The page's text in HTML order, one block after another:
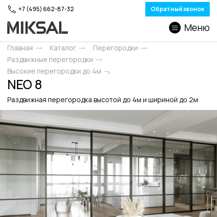
+7 (495) 662-87-32 Обратный звонок
Меню
Главная Каталог
Перегородки
Раздвижные перегородки
Высокие перегородки до 4м
NEO 8
Раздвижная перегородка высотой до 4м и шириной до 2м